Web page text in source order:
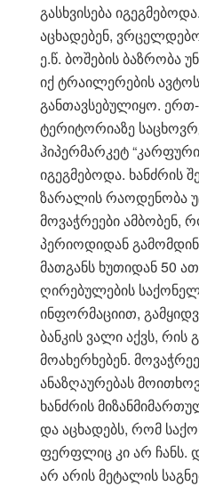
გასხვისება
აცხადებენ,
ე.წ. ბოშების ბაზრობა
იქ ტრაილერების
განთავსებულიყო.
ტერიტორიაზე
ჰიპერმარკეტ
იგეგმებოდა. ხანძრის
ზარალის რაოდენობა
მოვაჭრეები ამბობენ,
პერიოდიდან
მათგანს ხუთიდან 50
ღირებულების
ინფორმაციით,
ბანკის ვალი აქვს, რის
მოახერხებენ.
ანაზღაურებას
ხანძრის
და აცხადებს, რომ
ფერფლიც კი არ ჩანს.
არ არის მეტალის